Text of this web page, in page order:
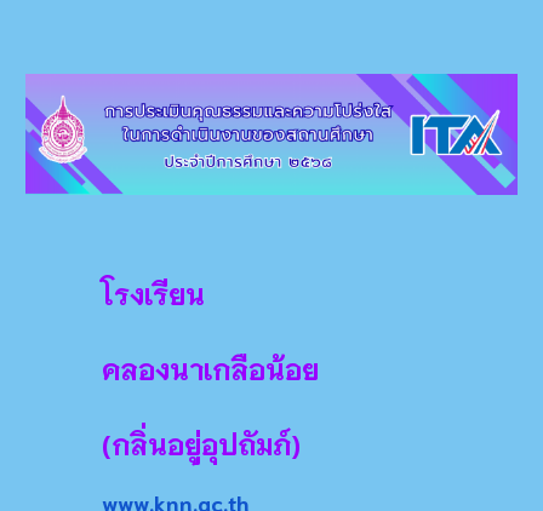
โรงเรียน
คลองนาเกลือน้อย
(กลิ่นอยู่อุปถัมภ์)
www.knn.ac.th